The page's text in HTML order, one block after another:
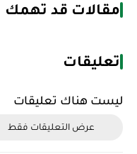
مقالات قد تهمك
تعليقات
ليست هناك تعليقات
عرض التعليقات فقط